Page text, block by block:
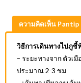
ความคิดเห็น Pantip
วิธีการเดินทางไปภูชี้
– ระยะทางจาก ตัวเ
ประมาณ 2-3 ชม